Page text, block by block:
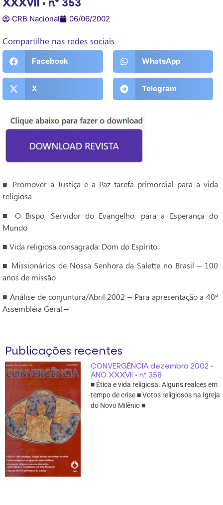
XXXVII • n° 353
CRB Nacional 06/06/2002
Compartilhe nas redes sociais
Facebook WhatsApp
X Telegram
■ Promover a Justiça e a Paz tarefa primordial para a vida
religiosa
■ O Bispo, Servidor do Evangelho, para a Esperança do
Mundo
■ Vida religiosa consagrada: Dom do Espírito
■ Missionários de Nossa Senhora da Salette no Brasil – 100
anos de missão
■ Análise de conjuntura/Abril 2002 – Para apresentação a 40ª
Assembléia Geral –
Publicações recentes
CONVERGÊNCIA dezembro 2002 •
ANO XXXVII • n° 358
■ Ética e vida religiosa. Alguns realces em
tempo de crise ■ Votos religiosos na Igreja
do Novo Milênio ■